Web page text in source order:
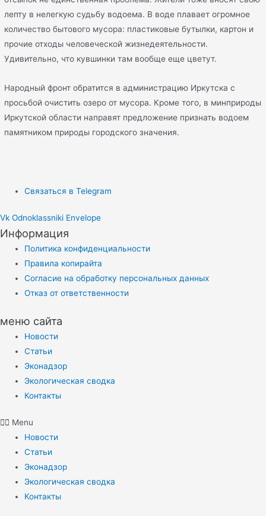
лепту в нелегкую судьбу водоема. В воде плавает огромное
количество бытового мусора: пластиковые бутылки, картон и
прочие отходы человеческой жизнедеятельности.
Удивительно, что кувшинки там вообще еще цветут.
Народный фронт обратится в администрацию Иркутска с
просьбой очистить озеро от мусора. Кроме того, в минприроды
Иркутской области направят предложение признать водоем
памятником природы городского значения.
Связаться в Telegram
Vk Odnoklassniki Envelope
Информация
Политика конфиденциальности
Правила копирайта
Согласие на обработку персональных данных
Отказ от ответственности
меню сайта
Новости
Статьи
Эконадзор
Экологическая сводка
Контакты
Menu
Новости
Статьи
Эконадзор
Экологическая сводка
Контакты